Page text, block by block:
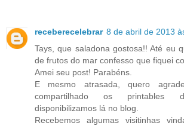
receberecelebrar 8 de abril de 2013
Tays, que saladona gostosa!! Até eu
de frutos do mar confesso que fiquei
Amei seu post! Parabéns.
E mesmo atrasada, quero
compartilhado os printables
disponibilizamos lá no blog.
Recebemos algumas visitinhas